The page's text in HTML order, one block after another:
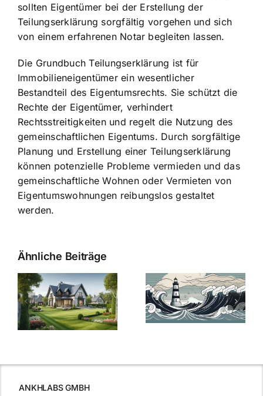
sollten Eigentümer bei der Erstellung der
Teilungserklärung sorgfältig vorgehen und sich
von einem erfahrenen Notar begleiten lassen.
Die Grundbuch Teilungserklärung ist für
Immobilieneigentümer ein wesentlicher
Bestandteil des Eigentumsrechts. Sie schützt die
Rechte der Eigentümer, verhindert
Rechtsstreitigkeiten und regelt die Nutzung des
gemeinschaftlichen Eigentums. Durch sorgfältige
Planung und Erstellung einer Teilungserklärung
können potenzielle Probleme vermieden und das
gemeinschaftliche Wohnen oder Vermieten von
Eigentumswohnungen reibungslos gestaltet
werden.
Ähnliche Beiträge
Bauzinsen im
Sturm: Die
aktuelle
Entwicklung
Die Evolution
der
Bauzinsen: Ein
Blick in die
ANKHLABS GMBH